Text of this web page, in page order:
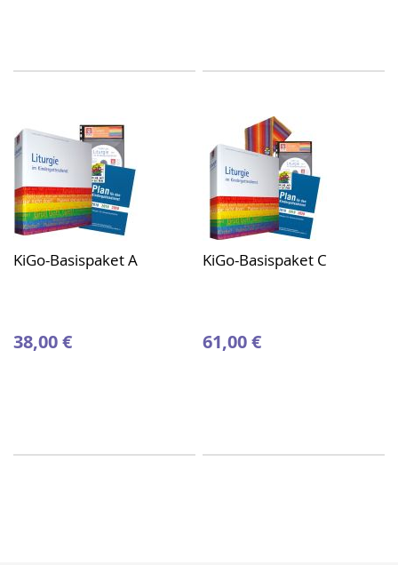
KiGo-Basispaket A
38,00 €
KiGo-Basispaket C
61,00 €